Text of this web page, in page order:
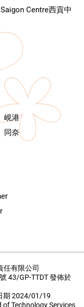
Centre西貢中
峴港
同奈
任有限公司
43/GP-TTDT 發佈於
期 2024/01/19
Technology Services